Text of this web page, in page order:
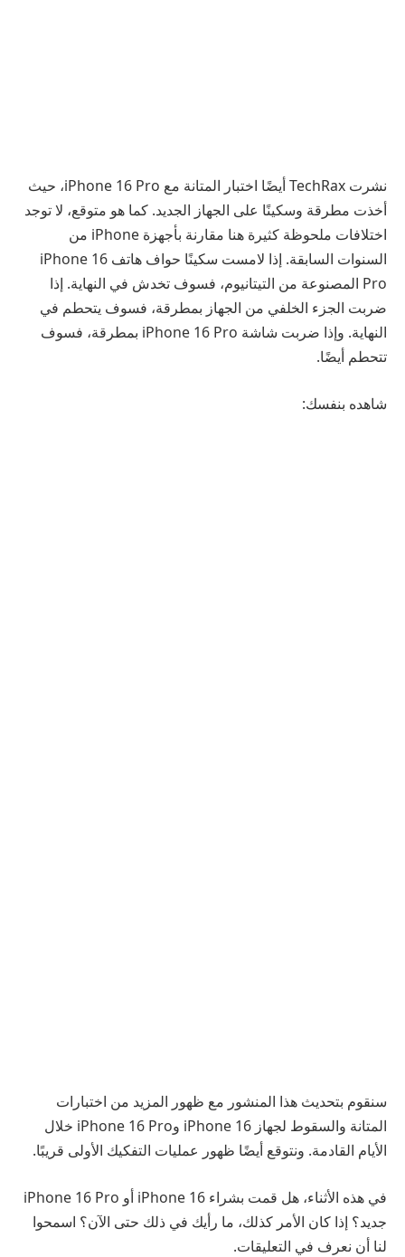
نشرت TechRax أيضًا اختبار المتانة مع iPhone 16 Pro، حيث
أخذت مطرقة وسكينًا على الجهاز الجديد. كما هو متوقع، لا توجد
اختلافات ملحوظة كثيرة هنا مقارنة بأجهزة iPhone من
السنوات السابقة. إذا لامست سكينًا حواف هاتف iPhone 16
Pro المصنوعة من التيتانيوم، فسوف تخدش في النهاية. إذا
ضربت الجزء الخلفي من الجهاز بمطرقة، فسوف يتحطم في
النهاية. وإذا ضربت شاشة iPhone 16 Pro بمطرقة، فسوف
تتحطم أيضًا.
شاهده بنفسك:
سنقوم بتحديث هذا المنشور مع ظهور المزيد من اختبارات
المتانة والسقوط لجهاز iPhone 16 وiPhone 16 Pro خلال
الأيام القادمة. ونتوقع أيضًا ظهور عمليات التفكيك الأولى قريبًا.
في هذه الأثناء، هل قمت بشراء iPhone 16 أو iPhone 16 Pro
جديد؟ إذا كان الأمر كذلك، ما رأيك في ذلك حتى الآن؟ اسمحوا
لنا أن نعرف في التعليقات.